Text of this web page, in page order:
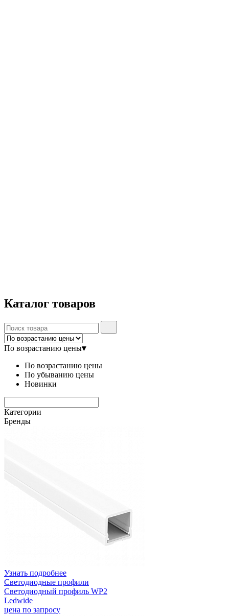
Каталог товаров
По возрастанию цены▾
По возрастанию цены
По убыванию цены
Новинки
Категории
Бренды
Узнать подробнее
Светодиодные профили
Светодиодный профиль WP2
Ledwide
цена по запросу